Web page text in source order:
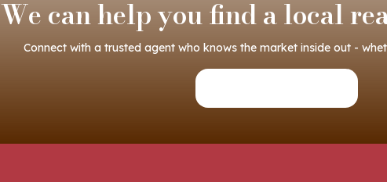
We can help you find a local
Connect with a trusted agent who knows the market inside out -